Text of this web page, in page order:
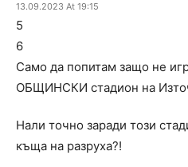
13.09.2023 At 19:15
5
6
Само да попитам защо не
ОБЩИНСКИ стадион на
Нали точно заради този
къща на разруха?!